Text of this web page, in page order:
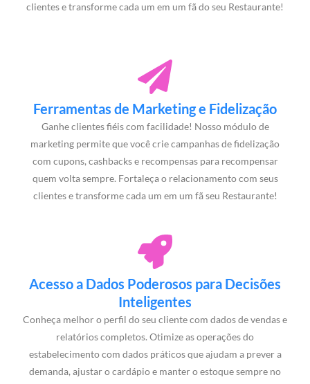
clientes e transforme cada um em um fã do seu Restaurante!
Ferramentas de Marketing e Fidelização
Ganhe clientes fiéis com facilidade! Nosso módulo de
marketing permite que você crie campanhas de fidelização
com cupons, cashbacks e recompensas para recompensar
quem volta sempre. Fortaleça o relacionamento com seus
clientes e transforme cada um em um fã seu Restaurante!
Acesso a Dados Poderosos para Decisões
Inteligentes
Conheça melhor o perfil do seu cliente com dados de vendas e
relatórios completos. Otimize as operações do
estabelecimento com dados práticos que ajudam a prever a
demanda, ajustar o cardápio e manter o estoque sempre no